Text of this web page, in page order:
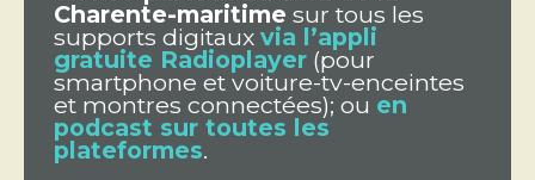
Charente-maritime sur tous les
supports digitaux via l’appli
gratuite Radioplayer (pour
smartphone et voiture-tv-enceintes
et montres connectées); ou en
podcast sur toutes les
plateformes.